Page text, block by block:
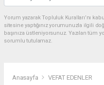
Yorum yazarak Topluluk Kuralları’nı
sitesine yaptığınız yorumunuzla ilgili
başınıza üstleniyorsunuz. Yazılan
sorumlu tutulamaz.
Anasayfa VEFAT EDENLER